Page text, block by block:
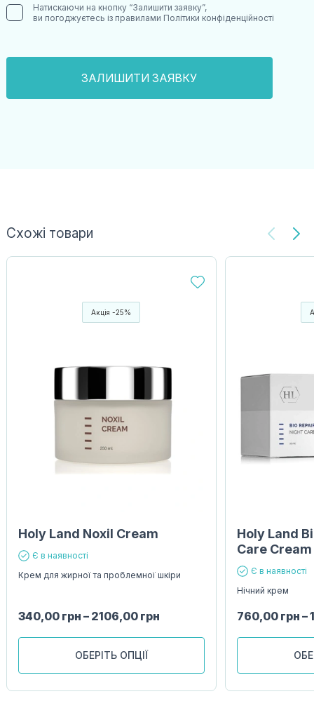
Натискаючи на кнопку “Залишити заявку”,
ви погоджуєтесь із правилами Політики конфіденційності
Схожі товари
Акція -25%
Holy Land Noxil Cream
Є в наявності
Крем для жирної та проблемної шкіри
340,00 грн – 2106,00 грн
ОБЕРІТЬ ОПЦІЇ
Holy Land
Care Cream
Є в наявності
Нічний крем
760,00 грн –